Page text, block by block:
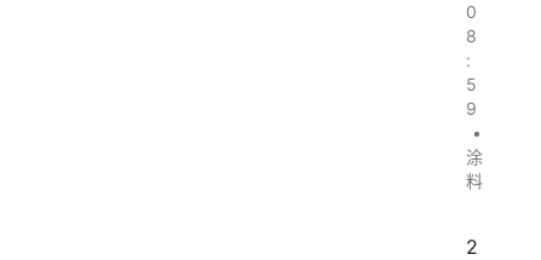
0
8
:
5
9
•
涂
料
2